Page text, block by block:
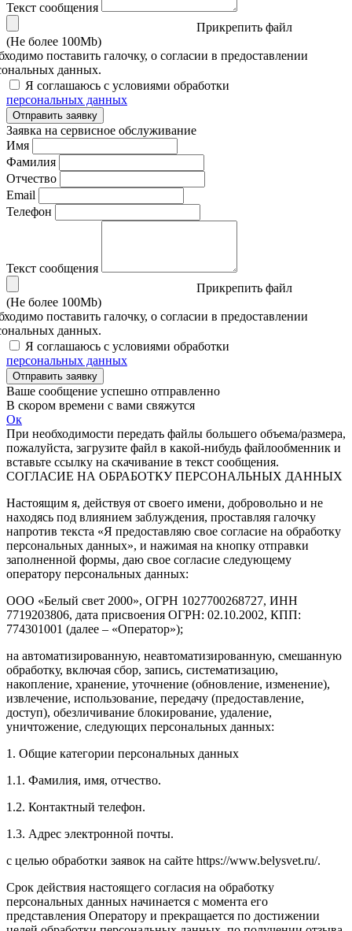
Текст сообщения
Прикрепить файл
(Не более 100Mb)
поставить галочку, о согласии в предоставлении
данных.
Я соглашаюсь с условиями обработки
персональных данных
Отправить заявку
Заявка на сервисное обслуживание
Имя
Фамилия
Отчество
Email
Телефон
Текст сообщения
Прикрепить файл
(Не более 100Mb)
поставить галочку, о согласии в предоставлении
данных.
Я соглашаюсь с условиями обработки
персональных данных
Отправить заявку
Ваше сообщение успешно отправленно
В скором времени с вами свяжутся
Ок
При необходимости передать файлы большего объема/размера,
пожалуйста, загрузите файл в какой-нибудь файлообменник и
вставьте ссылку на скачивание в текст сообщения.
СОГЛАСИЕ НА ОБРАБОТКУ ПЕРСОНАЛЬНЫХ ДАННЫХ
Настоящим я, действуя от своего имени, добровольно и не
находясь под влиянием заблуждения, проставляя галочку
напротив текста «Я предоставляю свое согласие на обработку
персональных данных», и нажимая на кнопку отправки
заполненной формы, даю свое согласие следующему
оператору персональных данных:
ООО «Белый свет 2000», ОГРН 1027700268727, ИНН
7719203806, дата присвоения ОГРН: 02.10.2002, КПП:
774301001 (далее – «Оператор»);
на автоматизированную, неавтоматизированную, смешанную
обработку, включая сбор, запись, систематизацию,
накопление, хранение, уточнение (обновление, изменение),
извлечение, использование, передачу (предоставление,
доступ), обезличивание блокирование, удаление,
уничтожение, следующих персональных данных:
1. Общие категории персональных данных
1.1. Фамилия, имя, отчество.
1.2. Контактный телефон.
1.3. Адрес электронной почты.
с целью обработки заявок на сайте https://www.belysvet.ru/.
Срок действия настоящего согласия на обработку
персональных данных начинается с момента его
представления Оператору и прекращается по достижении